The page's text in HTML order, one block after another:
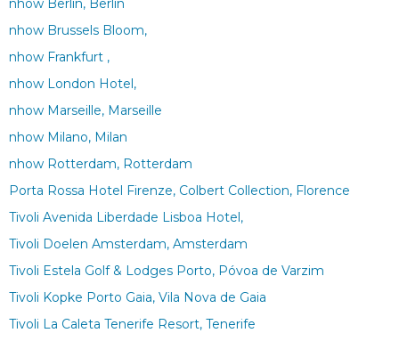
nhow Berlín, Berlin
nhow Brussels Bloom,
nhow Frankfurt ,
nhow London Hotel,
nhow Marseille, Marseille
nhow Milano, Milan
nhow Rotterdam, Rotterdam
Porta Rossa Hotel Firenze, Colbert Collection, Florence
Tivoli Avenida Liberdade Lisboa Hotel,
Tivoli Doelen Amsterdam, Amsterdam
Tivoli Estela Golf & Lodges Porto, Póvoa de Varzim
Tivoli Kopke Porto Gaia, Vila Nova de Gaia
Tivoli La Caleta Tenerife Resort, Tenerife